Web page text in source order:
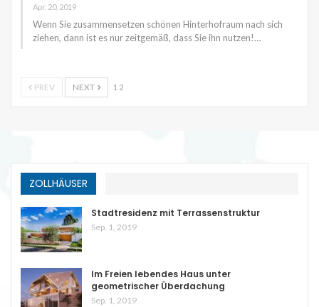
Apr. 20, 2019
Wenn Sie zusammensetzen schönen Hinterhofraum nach sich
ziehen, dann ist es nur zeitgemäß, dass Sie ihn nutzen!…
PREV NEXT 1 2
ZOLLHÄUSER
Stadtresidenz mit Terrassenstruktur
Sep. 1, 2019
Im Freien lebendes Haus unter
geometrischer Überdachung
Sep. 1, 2019